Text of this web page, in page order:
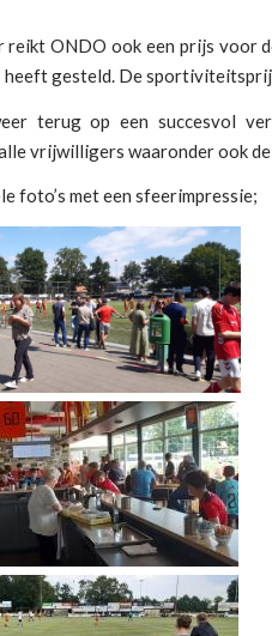
reikt ONDO ook een prijs voor
heeft gesteld. De
terug op een succesvol
vrijwilligers waaronder ook
foto’s met een sfeerimpressie;